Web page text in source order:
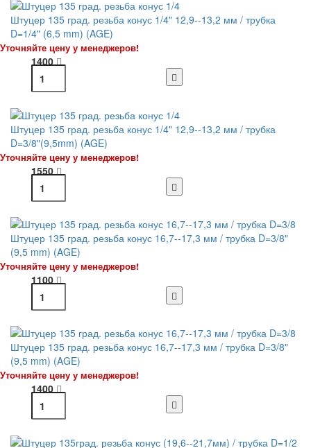
Штуцер 135 град. резьба конус 1/4" 12,9--13,2 мм / трубка
D=1/4" (6,5 mm) (AGE)
Уточняйте цену у менеджеров!
1400
Штуцер 135 град. резьба конус 1/4" 12,9--13,2 мм / трубка
D=3/8"(9,5mm) (AGE)
Уточняйте цену у менеджеров!
1550
Штуцер 135 град. резьба конус 16,7--17,3 мм / трубка D=3/8"
(9,5 mm) (AGE)
Уточняйте цену у менеджеров!
1100
Штуцер 135 град. резьба конус 16,7--17,3 мм / трубка D=3/8"
(9,5 mm) (AGE)
Уточняйте цену у менеджеров!
1400